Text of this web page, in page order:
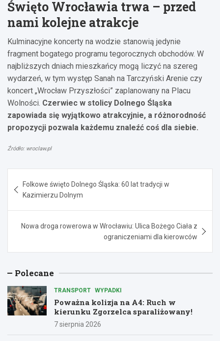
Święto Wrocławia trwa – przed
nami kolejne atrakcje
Kulminacyjne koncerty na wodzie stanowią jedynie
fragment bogatego programu tegorocznych obchodów. W
najbliższych dniach mieszkańcy mogą liczyć na szereg
wydarzeń, w tym występ Sanah na Tarczyński Arenie czy
koncert „Wrocław Przyszłości” zaplanowany na Placu
Wolności. Czerwiec w stolicy Dolnego Śląska
zapowiada się wyjątkowo atrakcyjnie, a różnorodność
propozycji pozwala każdemu znaleźć coś dla siebie.
Źródło: wroclaw.pl
wpisu
Folkowe święto Dolnego Śląska: 60 lat tradycji w
Kazimierzu Dolnym
Nowa droga rowerowa w Wrocławiu: Ulica Bożego Ciała z
ograniczeniami dla kierowców
Polecane
TRANSPORT WYPADKI
Poważna kolizja na A4: Ruch w
kierunku Zgorzelca sparaliżowany!
7 sierpnia 2026